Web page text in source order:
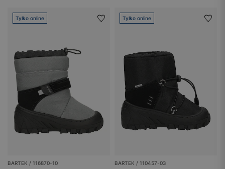
Tylko online
BARTEK / 116870-10
Tylko online
BARTEK / 110457-03